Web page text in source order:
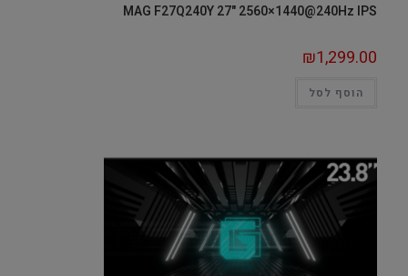
MAG F27Q240Y 27" 2560×1440@240Hz IPS
₪1,299.00
הוסף לסל